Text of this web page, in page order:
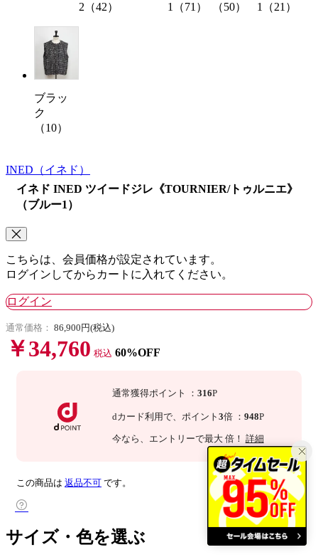
2（42）
1（71）
（50）
1（21）
ブラッ
ク
（10）
INED （イネド）
イネド INED ツイードジレ《TOURNIER/トゥルニエ》
（ブルー1）
こちらは、会員価格が設定されています。
ログインしてからカートに入れてください。
ログイン
通常価格： 86,900円(税込)
￥34,760 税込 60%OFF
通常獲得ポイント ： 316P
dカード利用で、 ポイント 3倍 ： 948P
今なら 、エントリーで最大 倍！ 詳細
この商品は 返品不可 です。
サイズ・色を選ぶ